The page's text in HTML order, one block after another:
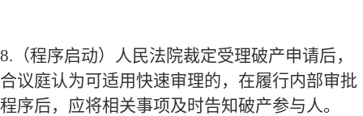
8. （程序启动）人民法院裁定受理破产申请后，
合议庭认为可适用快速审理的，在履行内部审批
程序后，应将相关事项及时告知破产参与人。